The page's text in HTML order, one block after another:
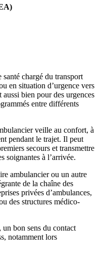
chargé du transport
en situation d’urgence vers
bien pour des urgences
entre différents
veille au confort, à
pendant le trajet. Il peut
secours et transmettre
soignantes à l’arrivée.
ambulancier ou un autre
de la chaîne des
privées d’ambulances,
des structures médico-
bon sens du contact
notamment lors